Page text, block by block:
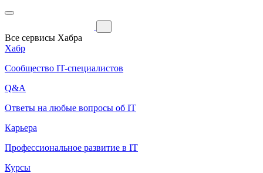
Все сервисы Хабра
Хабр
Сообщество IT-специалистов
Q&A
Ответы на любые вопросы об IT
Карьера
Профессиональное развитие в IT
Курсы